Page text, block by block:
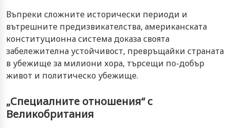
Въпреки сложните исторически периоди и
вътрешните предизвикателства, американската
конституционна система доказа своята
забележителна устойчивост, превръщайки страната
в убежище за милиони хора, търсещи по-добър
живот и политическо убежище.
„Специалните отношения“ с
Великобритания